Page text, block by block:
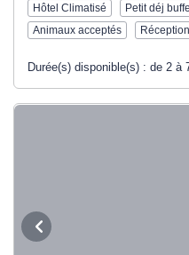
Hôtel Climatisé Petit déj
Animaux acceptés
Durée(s) disponible(s) : de 2 à